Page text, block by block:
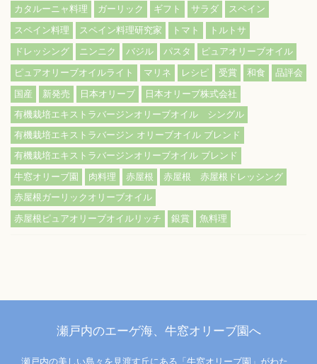
カタルーニャ料理 ガーリック ギフト サラダ
スペイン
スペイン料理
スペイン料理研究家 トマト
トルトサ
ドレッシング
ニンニク バジル パスタ
ピュアオリーブオイル
ピュアオリーブオイルライト
マリネ レシピ 受賞 和食
品評会
国産
新発売 日本オリーブ
日本オリーブ株式会社
有機栽培エキストラバージンオリーブオイル シングル
有機栽培エキストラバージン オリーブオイル ブレンド
有機栽培エキストラバージンオリーブオイル ブレンド
牛窓オリーブ園
肉料理 赤屋根
赤屋根 赤屋根ドレッシング
赤屋根ガーリックオリーブオイル
赤屋根ピュアオリーブオイルリッチ
銀賞 魚料理
瀬戸内のエーゲ海、牛窓オリーブ園へ
瀬戸内の美しい島々を見渡す丘にある「牛窓オリーブ園」がわた